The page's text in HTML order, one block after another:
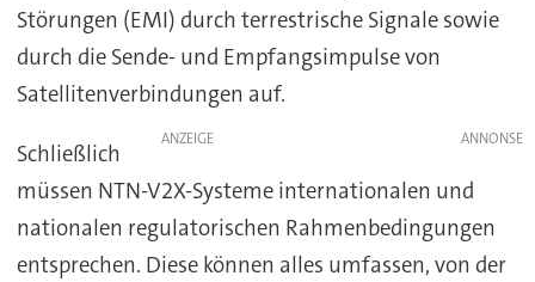
Störungen (EMI) durch terrestrische Signale sowie
durch die Sende- und Empfangsimpulse von
Satellitenverbindungen auf.
ANZEIGE
Schließlich
müssen NTN-V2X-Systeme internationalen und
nationalen regulatorischen Rahmenbedingungen
entsprechen. Diese können alles umfassen, von der